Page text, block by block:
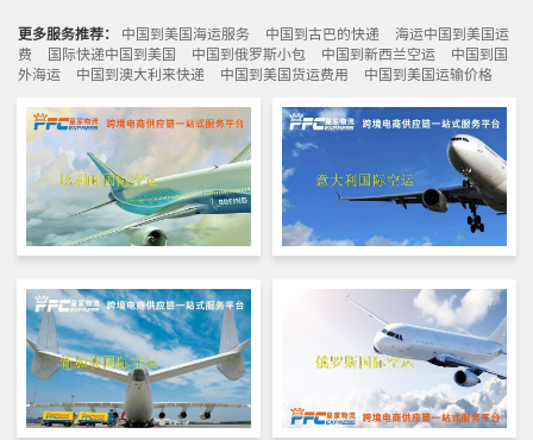
更多服务推荐： 中国到美国海运服务 中国到古巴的快递
海运中国到美国运
费
国际快递中国到美国 中国到俄罗斯小包 中国到新西兰空运
中国到国
外海运
中国到澳大利来快递 中国到美国货运费用 中国到美国运输价格